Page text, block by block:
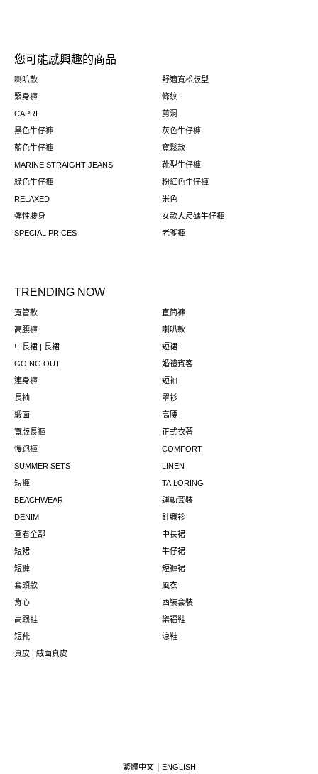
您可能感興趣的商品
喇叭款
舒適寬松版型
緊身褲
條紋
CAPRI
剪洞
黑色牛仔褲
灰色牛仔褲
藍色牛仔褲
寬鬆款
MARINE STRAIGHT JEANS
靴型牛仔褲
綠色牛仔褲
粉紅色牛仔褲
RELAXED
米色
彈性腰身
女款大尺碼牛仔褲
SPECIAL PRICES
老爹褲
TRENDING NOW
寬管款
直筒褲
高腰褲
喇叭款
中長裙 | 長裙
短裙
GOING OUT
婚禮賓客
連身褲
短袖
長袖
罩衫
緞面
高腰
寬版長褲
正式衣著
慢跑褲
COMFORT
SUMMER SETS
LINEN
短褲
TAILORING
BEACHWEAR
運動套裝
DENIM
針織衫
查看全部
中長裙
短裙
牛仔裙
短褲
短褲裙
套頭款
風衣
背心
西裝套裝
高跟鞋
樂福鞋
短靴
涼鞋
真皮 | 絨面真皮
繁體中文 ENGLISH